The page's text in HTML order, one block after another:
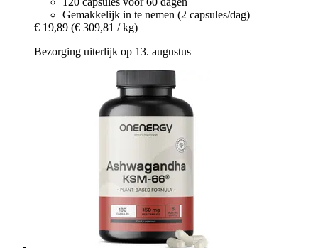
Gemakkelijk in te nemen (2 capsules/dag)
€ 19,89 (€ 309,81 / kg)
Bezorging uiterlijk op 13. augustus